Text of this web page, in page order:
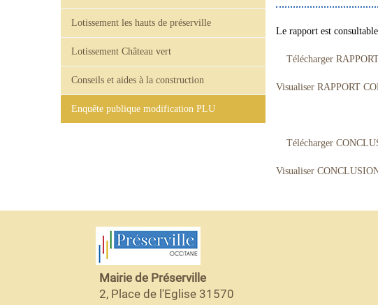
Le rapport est
Télécharger
Visualiser RAPPORT
Télécharger
Visualiser
Lotissement les hauts de préserville
Lotissement Château vert
Conseils et aides à la construction
Enquête publique modification PLU
Mairie de Préserville
2, Place de l'Eglise 31570